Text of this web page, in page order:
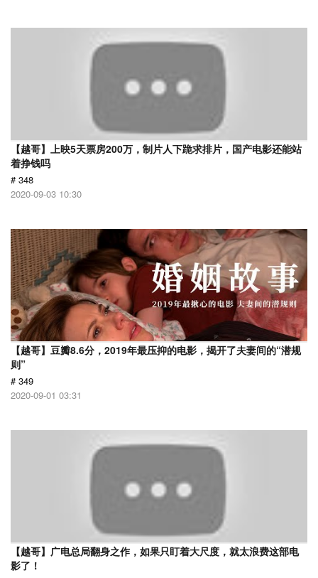
【越哥】上映5天票房200万，制片人下跪求排片，国产电影还能站
着挣钱吗
# 348
2020-09-03 10:30
【越哥】豆瓣8.6分，2019年最压抑的电影，揭开了夫妻间的“潜规
则”
# 349
2020-09-01 03:31
【越哥】广电总局翻身之作，如果只盯着大尺度，就太浪费这部电
影了！